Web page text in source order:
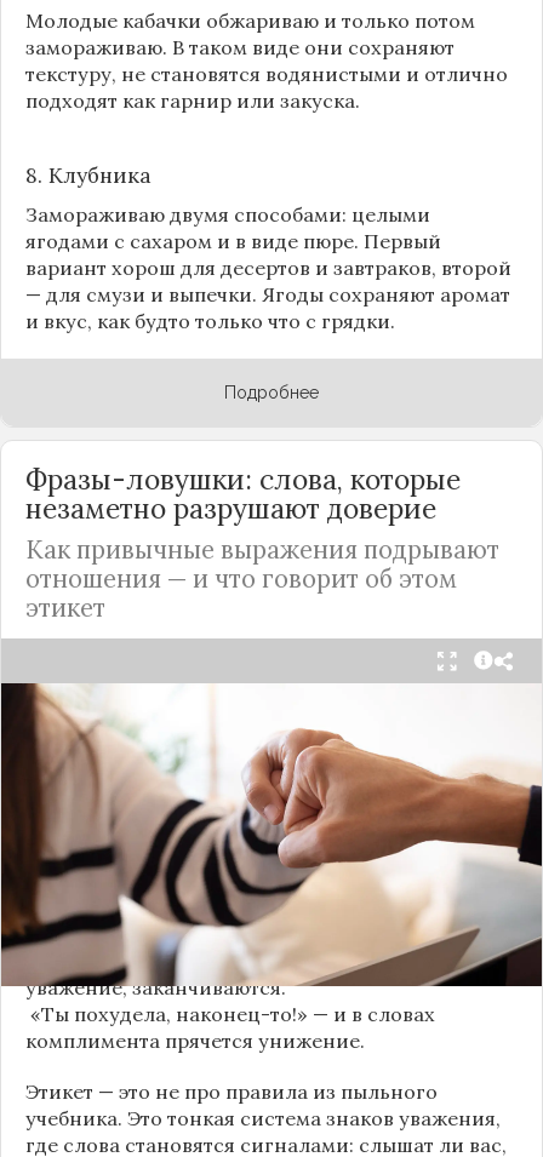
Молодые кабачки обжариваю и только потом
замораживаю. В таком виде они сохраняют
текстуру, не становятся водянистыми и отлично
подходят как гарнир или закуска.
8. Клубника
Замораживаю двумя способами: целыми
ягодами с сахаром и в виде пюре. Первый
вариант хорош для десертов и завтраков, второй
— для смузи и выпечки. Ягоды сохраняют аромат
и вкус, как будто только что с грядки.
Подробнее
Фразы-ловушки: слова, которые
незаметно разрушают доверие
Как привычные выражения подрывают
отношения — и что говорит об этом
этикет
Мы часто думаем, что доверие рушится из-за
серьёзных предательств. Но на самом деле оно
трещит по швам гораздо раньше — в момент,
когда в разговоре звучит невинная на первый
взгляд фраза. Подробнее об этом рассказывает
«Этикет и психология общения» на Дзене.
«Да я никому не расскажу, правда». И через пару
дней вашу историю пересказывает другой
человек.
«Хватит ныть» — и разговор, а вместе с ним
уважение, заканчиваются.
«Ты похудела, наконец-то!» — и в словах
комплимента прячется унижение.
Этикет — это не про правила из пыльного
учебника. Это тонкая система знаков уважения,
где слова становятся сигналами: слышат ли вас,